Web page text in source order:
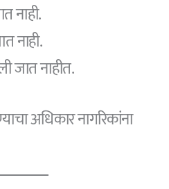
नाही.
नाही.
जात नाहीत.
अधिकार नागरिकांना